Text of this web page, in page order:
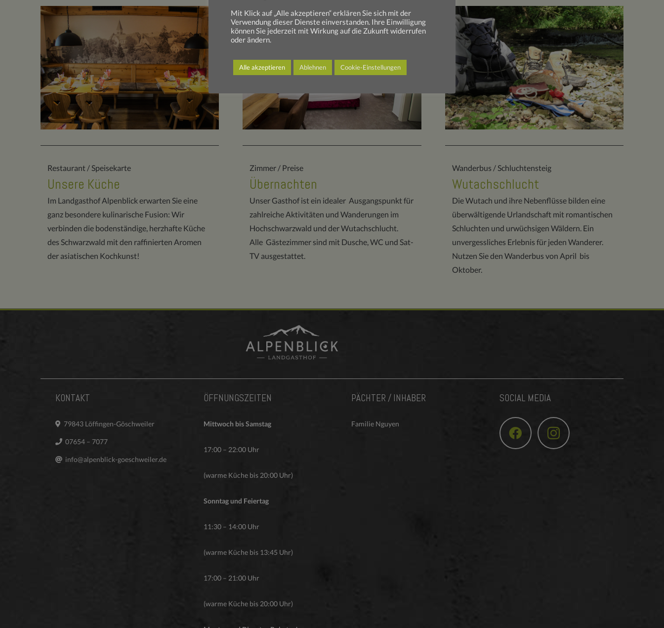
Restaurant / Speisekarte
Unsere Küche
Im Landgasthof Alpenblick erwarten Sie eine
ganz besondere kulinarische Fusion: Wir
verbinden die bodenständige, herzhafte Küche
des Schwarzwald mit den raffinierten Aromen
der asiatischen Kochkunst!
Zimmer / Preise
Übernachten
Unser Gasthof ist ein idealer Ausgangspunkt für
zahlreiche Aktivitäten und Wanderungen im
Hochschwarzwald und der Wutachschlucht.
Alle Gästezimmer sind mit Dusche, WC und Sat-
TV ausgestattet.
Wanderbus / Schluchtensteig
Wutachschlucht
Die Wutach und ihre Nebenflüsse bilden eine
überwältigende Urlandschaft mit romantischen
Schluchten und urwüchsigen Wäldern. Ein
unvergessliches Erlebnis für jeden Wanderer.
Nutzen Sie den Wanderbus von April bis
Oktober.
KONTAKT
79843 Löffingen-Göschweiler
07654 – 7077
info@alpenblick-goeschweiler.de
ÖFFNUNGSZEITEN
Mittwoch bis Samstag
17:00 – 22:00 Uhr
(warme Küche bis 20:00 Uhr)
Sonntag und Feiertag
11:30 – 14:00 Uhr
(warme Küche bis 13:45 Uhr)
17:00 – 21:00 Uhr
(warme Küche bis 20:00 Uhr)
PÄCHTER / INHABER
Familie Nguyen
SOCIAL MEDIA
Mit Klick auf „Alle akzeptieren“ erklären Sie sich mit der
Verwendung dieser Dienste einverstanden. Ihre Einwilligung
können Sie jederzeit mit Wirkung auf die Zukunft widerrufen
oder ändern.
Alle akzeptieren Ablehnen Cookie-Einstellungen